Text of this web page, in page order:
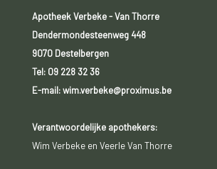
Apotheek Verbeke - Van Thorre
Dendermondesteenweg 448
9070 Destelbergen
Tel: 09 228 32 36
E-mail: wim.verbeke@proximus.be
Verantwoordelijke apothekers:
Wim Verbeke en Veerle Van Thorre